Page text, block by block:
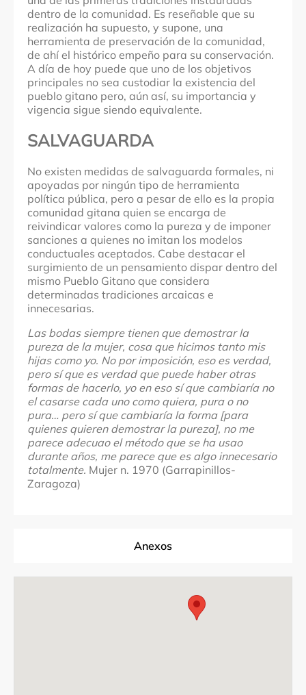
dentro de la comunidad. Es reseñable que su
realización ha supuesto, y supone, una
herramienta de preservación de la comunidad,
de ahí el histórico empeño para su conservación.
A día de hoy puede que uno de los objetivos
principales no sea custodiar la existencia del
pueblo gitano pero, aún así, su importancia y
vigencia sigue siendo equivalente.
SALVAGUARDA
No existen medidas de salvaguarda formales, ni
apoyadas por ningún tipo de herramienta
política pública, pero a pesar de ello es la propia
comunidad gitana quien se encarga de
reivindicar valores como la pureza y de imponer
sanciones a quienes no imitan los modelos
conductuales aceptados. Cabe destacar el
surgimiento de un pensamiento dispar dentro del
mismo Pueblo Gitano que considera
determinadas tradiciones arcaicas e
innecesarias.
Las bodas siempre tienen que demostrar la
pureza de la mujer, cosa que hicimos tanto mis
hijas como yo. No por imposición, eso es verdad,
pero sí que es verdad que puede haber otras
formas de hacerlo, yo en eso sí que cambiaría no
el casarse cada uno como quiera, pura o no
pura… pero sí que cambiaría la forma [para
quienes quieren demostrar la pureza], no me
parece adecuao el método que se ha usao
durante años, me parece que es algo innecesario
totalmente. Mujer n. 1970 (Garrapinillos-
Zaragoza)
Anexos
Fuentes documentales